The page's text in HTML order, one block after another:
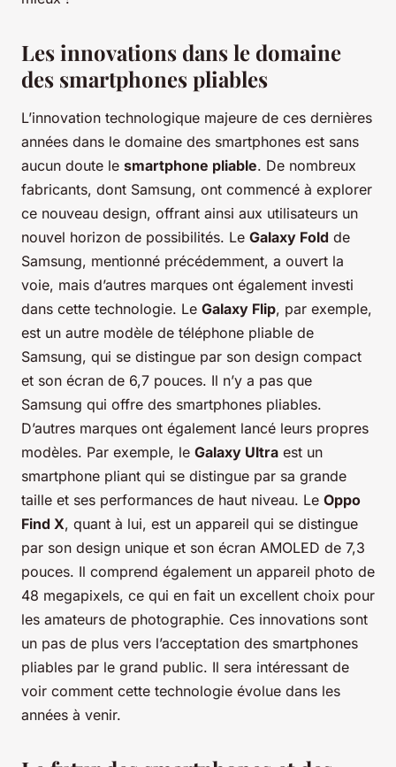
Les innovations dans le domaine
des smartphones pliables
L’innovation technologique majeure de ces dernières
années dans le domaine des smartphones est sans
aucun doute le smartphone pliable. De nombreux
fabricants, dont Samsung, ont commencé à explorer
ce nouveau design, offrant ainsi aux utilisateurs un
nouvel horizon de possibilités. Le Galaxy Fold de
Samsung, mentionné précédemment, a ouvert la
voie, mais d’autres marques ont également investi
dans cette technologie. Le Galaxy Flip, par exemple,
est un autre modèle de téléphone pliable de
Samsung, qui se distingue par son design compact
et son écran de 6,7 pouces. Il n’y a pas que
Samsung qui offre des smartphones pliables.
D’autres marques ont également lancé leurs propres
modèles. Par exemple, le Galaxy Ultra est un
smartphone pliant qui se distingue par sa grande
taille et ses performances de haut niveau. Le Oppo
Find X, quant à lui, est un appareil qui se distingue
par son design unique et son écran AMOLED de 7,3
pouces. Il comprend également un appareil photo de
48 megapixels, ce qui en fait un excellent choix pour
les amateurs de photographie. Ces innovations sont
un pas de plus vers l’acceptation des smartphones
pliables par le grand public. Il sera intéressant de
voir comment cette technologie évolue dans les
années à venir.